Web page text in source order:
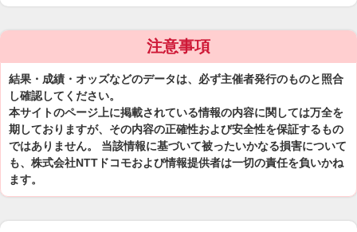
注意事項
結果・成績・オッズなどのデータは、必ず主催者発行のものと照合
し確認してください。
本サイトのページ上に掲載されている情報の内容に関しては万全を
期しておりますが、その内容の正確性および安全性を保証するもの
ではありません。 当該情報に基づいて被ったいかなる損害について
も、株式会社NTTドコモおよび情報提供者は一切の責任を負いかね
ます。